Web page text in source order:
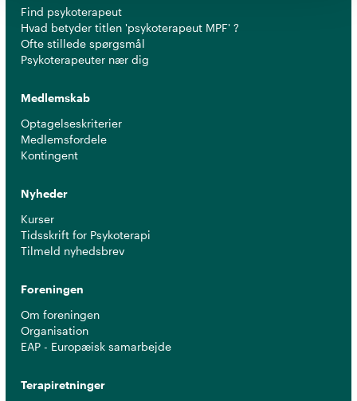
Find psykoterapeut
Hvad betyder titlen 'psykoterapeut MPF' ?
Ofte stillede spørgsmål
Psykoterapeuter nær dig
Medlemskab
Optagelseskriterier
Medlemsfordele
Kontingent
Nyheder
Kurser
Tidsskrift for Psykoterapi
Tilmeld nyhedsbrev
Foreningen
Om foreningen
Organisation
EAP - Europæisk samarbejde
Terapiretninger